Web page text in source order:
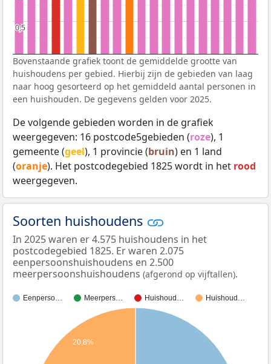
0,5
0,5
Bovenstaande grafiek toont de gemiddelde grootte van
huishoudens per gebied. Hierbij zijn de gebieden van laag
naar hoog gesorteerd op het gemiddeld aantal personen in
een huishouden. De gegevens gelden voor 2025.
De volgende gebieden worden in de grafiek
weergegeven: 16 postcode5gebieden (roze), 1
gemeente (geel), 1 provincie (bruin) en 1 land
(oranje). Het postcodegebied 1825 wordt in het rood
weergegeven.
Soorten huishoudens
In 2025 waren er 4.575 huishoudens in het
postcodegebied 1825. Er waren 2.075
eenpersoonshuishoudens en 2.500
meerpersoonshuishoudens (afgerond op vijftallen).
Eenperso… Meerpers… Huishoud… Huishoud…
20,8%